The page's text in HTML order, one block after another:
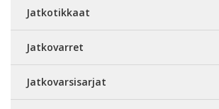
Jatkotikkaat
Jatkovarret
Jatkovarsisarjat